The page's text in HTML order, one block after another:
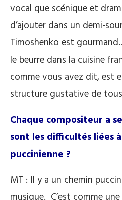
vocal que scénique et
d’ajouter dans un demi-
Timoshenko est
le beurre dans la cuisine
comme vous avez dit, est
structure gustative de tous
Chaque compositeur a
sont les difficultés liées
puccinienne ?
MT : Il y a un chemin